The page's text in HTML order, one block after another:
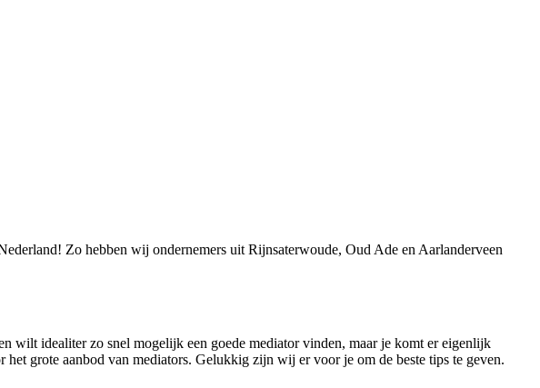
Zo hebben wij ondernemers uit Rijnsaterwoude, Oud Ade en Aarlanderveen
wilt idealiter zo snel mogelijk een goede mediator vinden, maar je komt er eigenlijk
grote aanbod van mediators. Gelukkig zijn wij er voor je om de beste tips te geven.